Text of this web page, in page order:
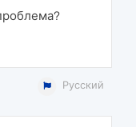
Русский